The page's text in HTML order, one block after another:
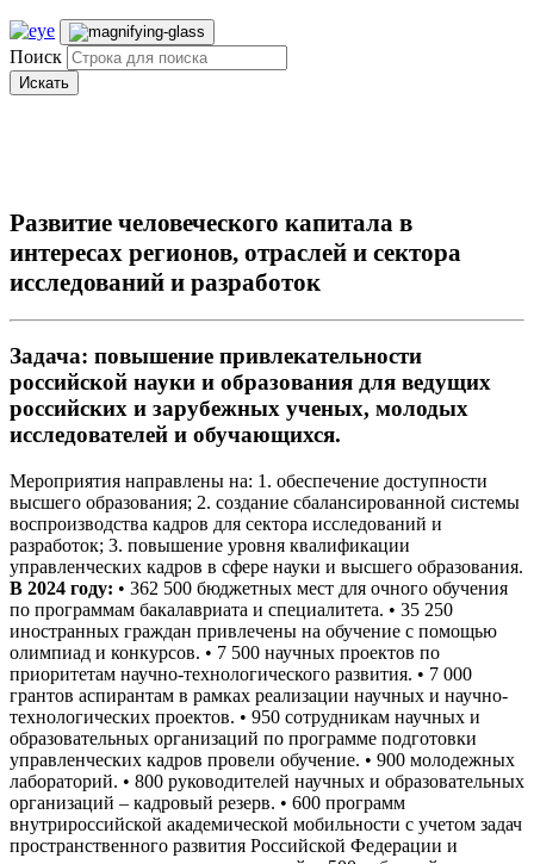
Поиск
Искать
Развитие человеческого капитала в
интересах регионов, отраслей и сектора
исследований и разработок
Задача: повышение привлекательности
российской науки и образования для ведущих
российских и зарубежных ученых, молодых
исследователей и обучающихся.
Мероприятия направлены на: 1. обеспечение доступности
высшего образования; 2. создание сбалансированной системы
воспроизводства кадров для сектора исследований и
разработок; 3. повышение уровня квалификации
управленческих кадров в сфере науки и высшего образования.
В 2024 году: • 362 500 бюджетных мест для очного обучения
по программам бакалавриата и специалитета. • 35 250
иностранных граждан привлечены на обучение с помощью
олимпиад и конкурсов. • 7 500 научных проектов по
приоритетам научно-технологического развития. • 7 000
грантов аспирантам в рамках реализации научных и научно-
технологических проектов. • 950 сотрудникам научных и
образовательных организаций по программе подготовки
управленческих кадров провели обучение. • 900 молодежных
лабораторий. • 800 руководителей научных и образовательных
организаций – кадровый резерв. • 600 программ
внутрироссийской академической мобильности с учетом задач
пространственного развития Российской Федерации и